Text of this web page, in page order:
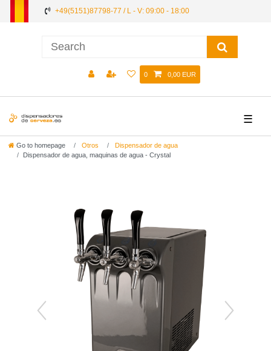
+49(5151)87798-77 / L - V: 09:00 - 18:00
0 0,00 EUR
☰
Go to homepage Otros
Dispensador de agua
Dispensador de agua, maquinas de agua - Crystal